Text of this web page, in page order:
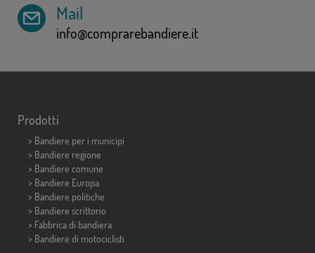
Mail
info@comprarebandiere.it
Prodotti
> Bandiere per i municipi
> Bandiere regione
> Bandiere comune
> Bandiere Europa
> Bandiere politiche
> Bandiere scrittorio
> Fabbrica di bandiera
> Bandiere di motociclisti